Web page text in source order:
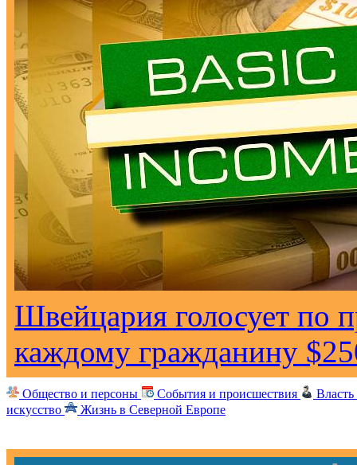
Швейцария голосует по
каждому гражданину
Общество и персоны События и происшествия
искусство
Жизнь в Северной Европе